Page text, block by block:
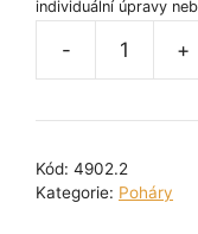
individuální úpravy
- +
Kód: 4902.2
Kategorie: Poháry